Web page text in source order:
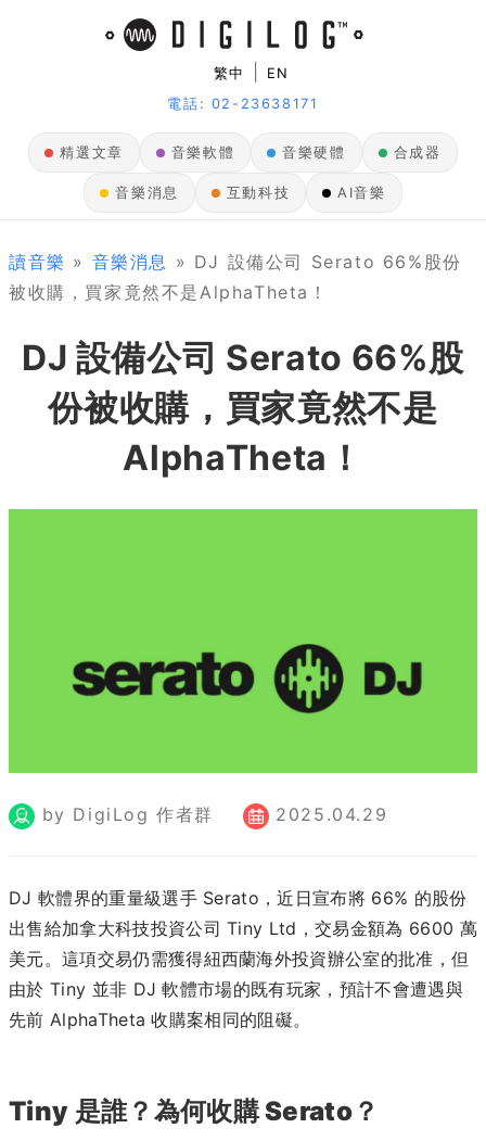
繁中
EN
電話: 02-23638171
精選文章 音樂軟體 音樂硬體 合成器
音樂消息 互動科技 AI音樂
讀音樂 » 音樂消息 » DJ 設備公司 Serato 66%股份
被收購，買家竟然不是AlphaTheta！
DJ 設備公司 Serato 66%股
份被收購，買家竟然不是
AlphaTheta！
by DigiLog 作者群 2025.04.29
DJ 軟體界的重量級選手 Serato，近日宣布將 66% 的股份
出售給加拿大科技投資公司 Tiny Ltd，交易金額為 6600 萬
美元。​這項交易仍需獲得紐西蘭海外投資辦公室的批准，但
由於 Tiny 並非 DJ 軟體市場的既有玩家，預計不會遭遇與
先前 AlphaTheta 收購案相同的阻礙。
Tiny 是誰？為何收購 Serato？